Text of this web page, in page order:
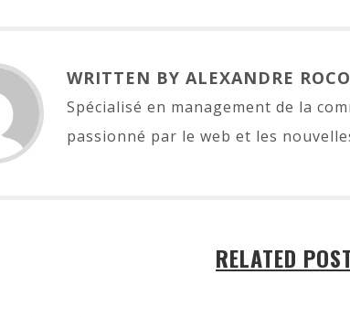
WRITTEN BY ALEXANDRE
Spécialisé en management de la
passionné par le web et les
RELATED